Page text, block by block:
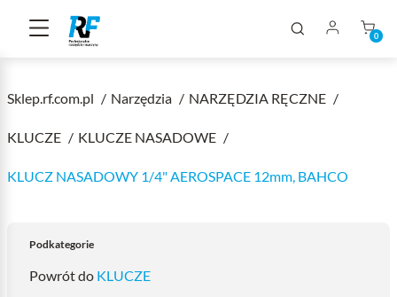
0
Sklep.rf.com.pl Narzędzia NARZĘDZIA RĘCZNE
KLUCZE KLUCZE NASADOWE
KLUCZ NASADOWY 1/4" AEROSPACE 12mm, BAHCO
Podkategorie
Powrót do KLUCZE